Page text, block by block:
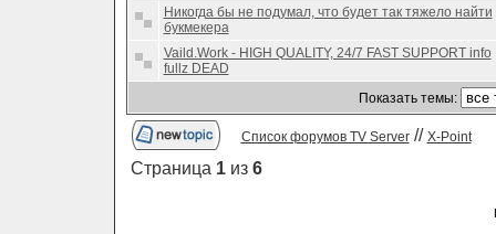
Никогда бы не подумал, что будет так тяжело найти
букмекера
Vaild.Work - HIGH QUALITY, 24/7 FAST SUPPORT info
fullz DEAD
Показать темы:
Список форумов TV Server// X-Point
Страница 1из 6